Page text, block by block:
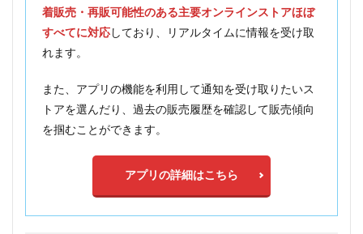
着販売・再販可能性のある主要オンラインストアほぼ
すべてに対応しており、リアルタイムに情報を受け取
れます。
また、アプリの機能を利用して通知を受け取りたいス
トアを選んだり、過去の販売履歴を確認して販売傾向
を掴むことができます。
アプリの詳細はこちら